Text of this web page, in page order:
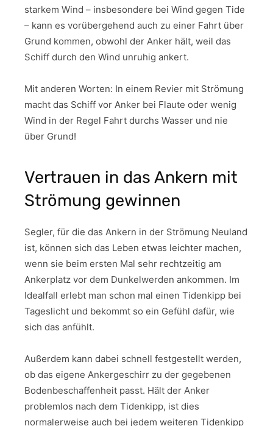
starkem Wind – insbesondere bei Wind gegen Tide
– kann es vorübergehend auch zu einer Fahrt über
Grund kommen, obwohl der Anker hält, weil das
Schiff durch den Wind unruhig ankert.
Mit anderen Worten: In einem Revier mit Strömung
macht das Schiff vor Anker bei Flaute oder wenig
Wind in der Regel Fahrt durchs Wasser und nie
über Grund!
Vertrauen in das Ankern mit
Strömung gewinnen
Segler, für die das Ankern in der Strömung Neuland
ist, können sich das Leben etwas leichter machen,
wenn sie beim ersten Mal sehr rechtzeitig am
Ankerplatz vor dem Dunkelwerden ankommen. Im
Idealfall erlebt man schon mal einen Tidenkipp bei
Tageslicht und bekommt so ein Gefühl dafür, wie
sich das anfühlt.
Außerdem kann dabei schnell festgestellt werden,
ob das eigene Ankergeschirr zu der gegebenen
Bodenbeschaffenheit passt. Hält der Anker
problemlos nach dem Tidenkipp, ist dies
normalerweise auch bei jedem weiteren Tidenkipp